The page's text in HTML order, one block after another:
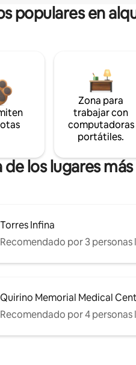
populares en
Zona para
trabajar con
computadoras
portátiles.
los lugares
Torres Infina
Recomendado por 3 personas
Quirino Memorial Medical
Recomendado por 4 personas